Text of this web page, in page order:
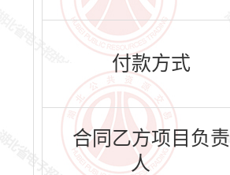
付款方式
合同乙方项目负责
人